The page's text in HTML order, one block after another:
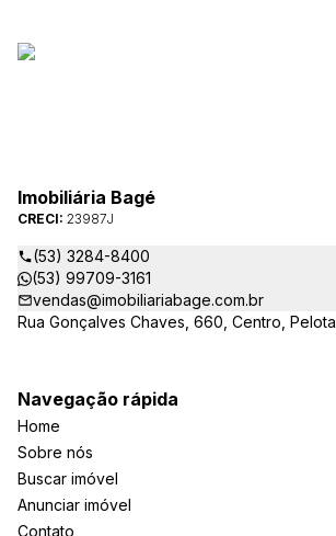
Imobiliária Bagé
CRECI: 23987J
(53) 3284-8400
(53) 99709-3161
vendas@imobiliariabage.com.br
Rua Gonçalves Chaves, 660, Centro,
Navegação rápida
Home
Sobre nós
Buscar imóvel
Anunciar imóvel
Contato